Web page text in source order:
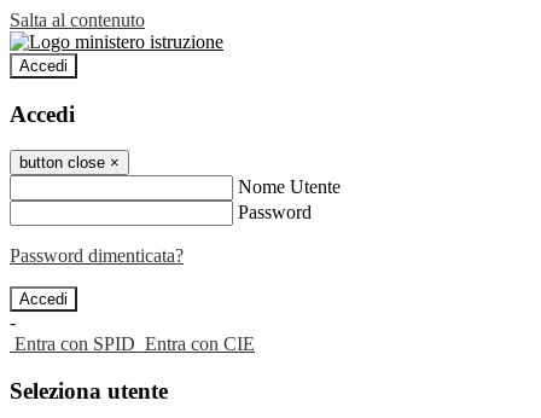
Salta al contenuto
Accedi
Accedi
button close ×
Nome Utente
Password
Password dimenticata?
-
Entra con SPID Entra con CIE
Seleziona utente